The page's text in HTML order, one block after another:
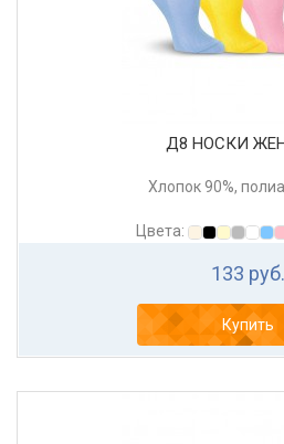
Д8 НОСКИ
Хлопок 90%,
Цвета:
133 руб.
Купить